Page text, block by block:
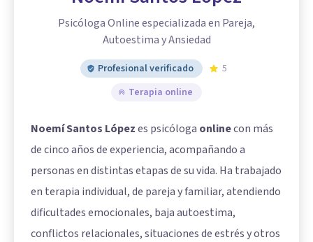
Psicóloga Online especializada en Pareja,
Autoestima y Ansiedad
Profesional verificado
5
Terapia online
Noemí Santos Lópezes psicóloga onlinecon más
de cinco años de experiencia, acompañando a
personas en distintas etapas de su vida. Ha trabajado
en terapia individual, de pareja y familiar, atendiendo
dificultades emocionales, baja autoestima,
conflictos relacionales, situaciones de estrés y otros